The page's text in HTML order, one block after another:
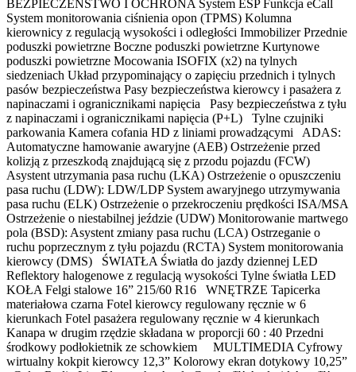
BEZPIECZEŃSTWO I OCHRONA System ESP Funkcja eCall
System monitorowania ciśnienia opon (TPMS) Kolumna
kierownicy z regulacją wysokości i odległości Immobilizer Przednie
poduszki powietrzne Boczne poduszki powietrzne Kurtynowe
poduszki powietrzne Mocowania ISOFIX (x2) na tylnych
siedzeniach Układ przypominający o zapięciu przednich i tylnych
pasów bezpieczeństwa Pasy bezpieczeństwa kierowcy i pasażera z
napinaczami i ogranicznikami napięcia Pasy bezpieczeństwa z tyłu
z napinaczami i ogranicznikami napięcia (P+L) Tylne czujniki
parkowania Kamera cofania HD z liniami prowadzącymi ADAS:
Automatyczne hamowanie awaryjne (AEB) Ostrzeżenie przed
kolizją z przeszkodą znajdującą się z przodu pojazdu (FCW)
Asystent utrzymania pasa ruchu (LKA) Ostrzeżenie o opuszczeniu
pasa ruchu (LDW): LDW/LDP System awaryjnego utrzymywania
pasa ruchu (ELK) Ostrzeżenie o przekroczeniu prędkości ISA/MSA
Ostrzeżenie o niestabilnej jeździe (UDW) Monitorowanie martwego
pola (BSD): Asystent zmiany pasa ruchu (LCA) Ostrzeganie o
ruchu poprzecznym z tyłu pojazdu (RCTA) System monitorowania
kierowcy (DMS) ŚWIATŁA Światła do jazdy dziennej LED
Reflektory halogenowe z regulacją wysokości Tylne światła LED
KOŁA Felgi stalowe 16” 215/60 R16 WNĘTRZE Tapicerka
materiałowa czarna Fotel kierowcy regulowany ręcznie w 6
kierunkach Fotel pasażera regulowany ręcznie w 4 kierunkach
Kanapa w drugim rzędzie składana w proporcji 60 : 40 Przedni
środkowy podłokietnik ze schowkiem MULTIMEDIA Cyfrowy
wirtualny kokpit kierowcy 12,3” Kolorowy ekran dotykowy 10,25”